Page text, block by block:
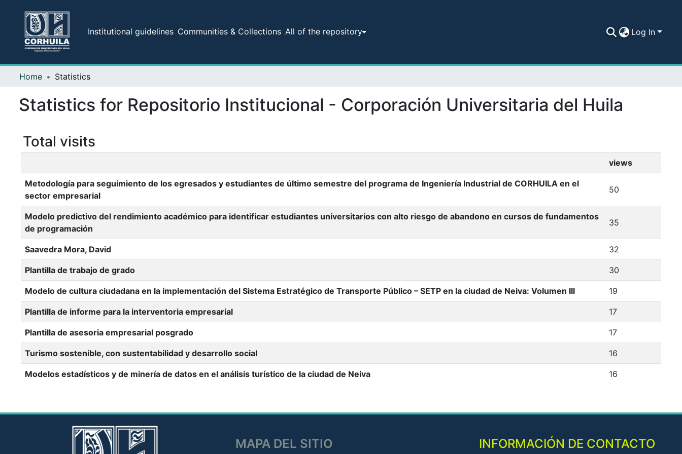
Institutional guidelines Communities & Collections All of the repository Log In
Home Statistics
Statistics for Repositorio Institucional - Corporación Universitaria del Huila
Total visits
views
Metodología para seguimiento de los egresados y estudiantes de último semestre del programa de Ingeniería Industrial de CORHUILA en el
sector empresarial
50
Modelo predictivo del rendimiento académico para identificar estudiantes universitarios con alto riesgo de abandono en cursos de fundamentos
de programación
35
Saavedra Mora, David 32
Plantilla de trabajo de grado 30
Modelo de cultura ciudadana en la implementación del Sistema Estratégico de Transporte Público – SETP en la ciudad de Neiva: Volumen III 19
Plantilla de informe para la interventoria empresarial 17
Plantilla de asesoria empresarial posgrado 17
Turismo sostenible, con sustentabilidad y desarrollo social 16
Modelos estadísticos y de minería de datos en el análisis turístico de la ciudad de Neiva 16
MAPA DEL SITIO INFORMACIÓN DE CONTACTO